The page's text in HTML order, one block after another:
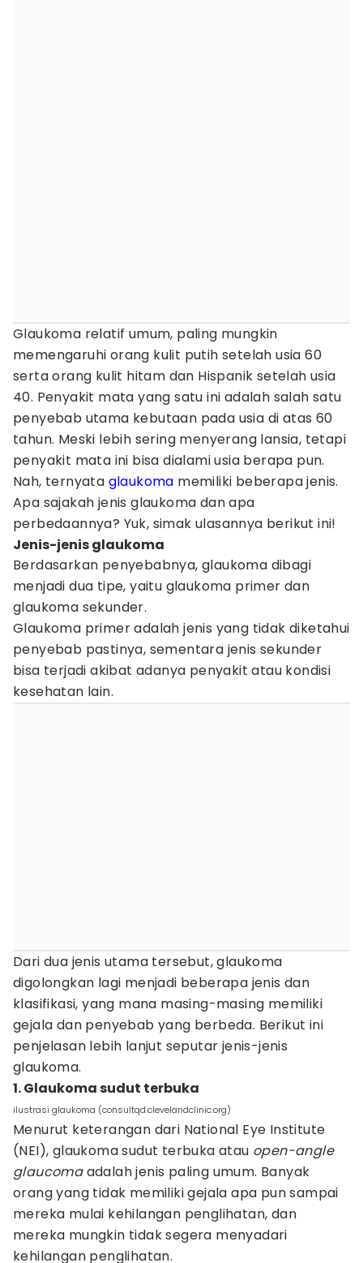
Glaukoma relatif umum, paling mungkin
memengaruhi orang kulit putih setelah usia 60
serta orang kulit hitam dan Hispanik setelah usia
40. Penyakit mata yang satu ini adalah salah satu
penyebab utama kebutaan pada usia di atas 60
tahun. Meski lebih sering menyerang lansia, tetapi
penyakit mata ini bisa dialami usia berapa pun.
Nah, ternyata glaukoma memiliki beberapa jenis.
Apa sajakah jenis glaukoma dan apa
perbedaannya? Yuk, simak ulasannya berikut ini!
Jenis-jenis glaukoma
Berdasarkan penyebabnya, glaukoma dibagi
menjadi dua tipe, yaitu glaukoma primer dan
glaukoma sekunder.
Glaukoma primer adalah jenis yang tidak diketahui
penyebab pastinya, sementara jenis sekunder
bisa terjadi akibat adanya penyakit atau kondisi
kesehatan lain.
Dari dua jenis utama tersebut, glaukoma
digolongkan lagi menjadi beberapa jenis dan
klasifikasi, yang mana masing-masing memiliki
gejala dan penyebab yang berbeda. Berikut ini
penjelasan lebih lanjut seputar jenis-jenis
glaukoma.
1. Glaukoma sudut terbuka
ilustrasi glaukoma (consultqd.clevelandclinic.org)
Menurut keterangan dari National Eye Institute
(NEI), glaukoma sudut terbuka atau open-angle
glaucomaadalah jenis paling umum. Banyak
orang yang tidak memiliki gejala apa pun sampai
mereka mulai kehilangan penglihatan, dan
mereka mungkin tidak segera menyadari
kehilangan penglihatan.